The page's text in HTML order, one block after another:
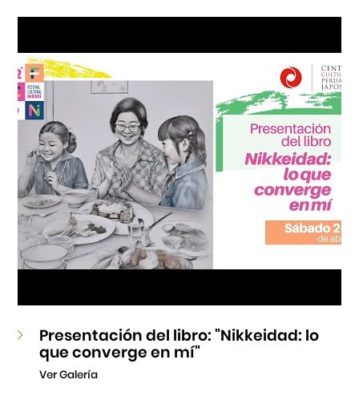
Museo de la Inmigración Japonesa
Fondo Editorial
Teatro Peruano Japonés
Presentación del libro: "Nikkeidad: lo
que converge en mí"
Ver Galería